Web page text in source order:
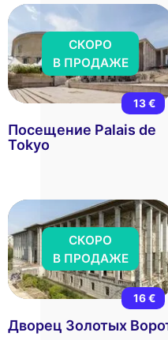
СКОРО
В ПРОДАЖЕ
13 €
Посещение Palais de
Tokyo
СКОРО
В ПРОДАЖЕ
16 €
Дворец Золотых